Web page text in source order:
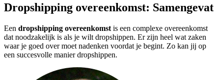
Dropshipping overeenkomst: Samengevat
Een dropshipping overeenkomst is een complexe overeenkomst
dat noodzakelijk is als je wilt dropshippen. Er zijn heel wat zaken
waar je goed over moet nadenken voordat je begint. Zo kan jij op
een succesvolle manier dropshippen.